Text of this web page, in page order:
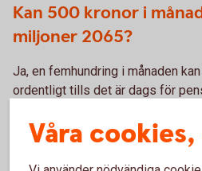
Kan 500 kronor i
miljoner 2065?
Ja, en femhundring i månaden
ordentligt tills det är dags för
Våra